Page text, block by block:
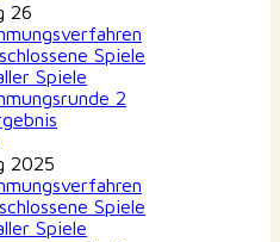
26
Spiele
Spiele
2
2025
Spiele
Spiele